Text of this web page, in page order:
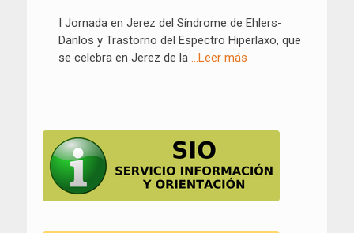
I Jornada en Jerez del Síndrome de Ehlers-
Danlos y Trastorno del Espectro Hiperlaxo, que
se celebra en Jerez de la …Leer más